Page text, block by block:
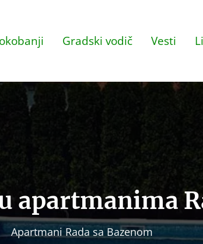
Gradski vodič Vesti
apartmanima
Apartmani Rada sa Bazenom